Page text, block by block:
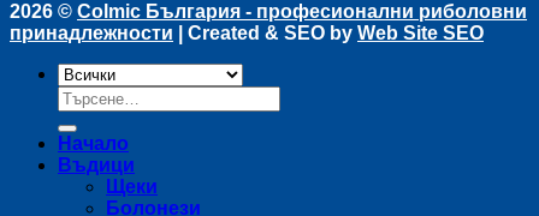
2026 © Colmic България - професионални риболовни
принадлежности | Created & SEO by Web Site SEO
Търсене
за:
Начало
Въдици
Щеки
Болонези